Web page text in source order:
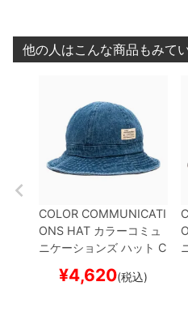
他の人はこんな商品もみて
COLOR COMMUNICATI
ONS HAT カラーコミュ
ニケーションズ ハット C
ENIMBLUE DENIMス
¥4,620(税込)